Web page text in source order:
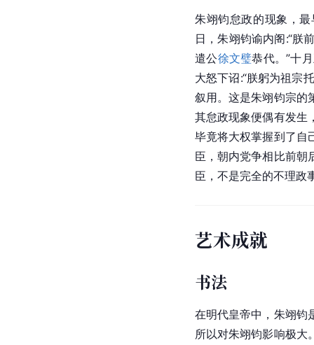
朱翊钧怠政的现象，
日，朱翊钧谕内阁:“朕
遣公徐文璧恭代。”十
大怒下诏:“朕躬为祖宗
叙用。这是朱翊钧宗的
其怠政现象便偶有发生
毕竟将大权掌握到了自
臣，朝内党争相比前朝
臣，不是完全的不理政
艺术成就
书法
在明代皇帝中，朱翊钧
所以对朱翊钧影响极大